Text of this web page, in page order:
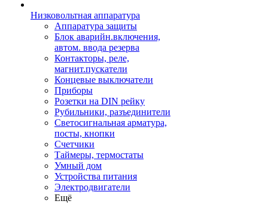
Низковольтная аппаратура
Аппаратура защиты
Блок аварийн.включения,
автом. ввода резерва
Контакторы, реле,
магнит.пускатели
Концевые выключатели
Приборы
Розетки на DIN рейку
Рубильники, разъединители
Светосигнальная арматура,
посты, кнопки
Счетчики
Таймеры, термостаты
Умный дом
Устройства питания
Электродвигатели
Ещё